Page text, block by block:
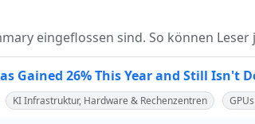
eingeflossen sind. So können
Gained 26% This Year and Still Isn't
KI Infrastruktur, Hardware & Rechenzentren